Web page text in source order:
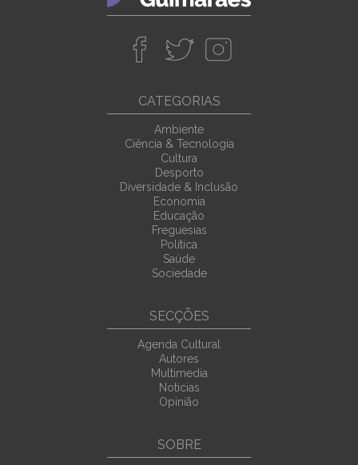
CATEGORIAS
Ambiente
Ciência & Tecnologia
Cultura
Desporto
Diversidade & Inclusão
Economia
Educação
Freguesias
Política
Saúde
Sociedade
SECÇÕES
Agenda Cultural
Autores
Multimedia
Noticias
Opinião
SOBRE